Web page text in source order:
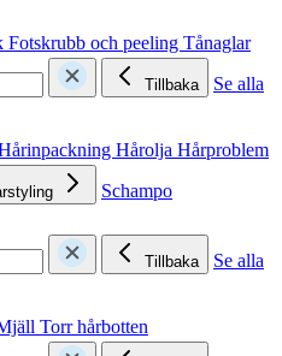
Fotskrubb och peeling Tånaglar
Tillbaka
Se alla
Hårolja Hårproblem
Schampo
Tillbaka
Se alla
Torr hårbotten